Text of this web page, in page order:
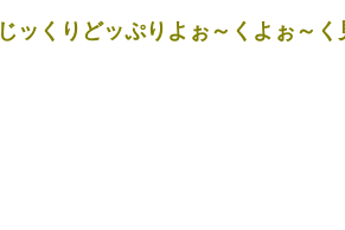
じッくりどッぷりよぉ～くよぉ～く